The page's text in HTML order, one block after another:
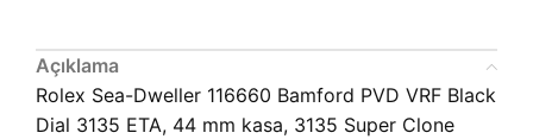
Açıklama
Rolex Sea-Dweller 116660 Bamford PVD VRF Black
Dial 3135 ETA, 44 mm kasa, 3135 Super Clone